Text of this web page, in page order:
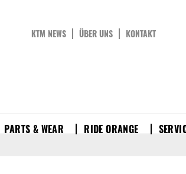
KTM NEWS ÜBER UNS KONTAKT
PARTS & WEAR RIDE ORANGE